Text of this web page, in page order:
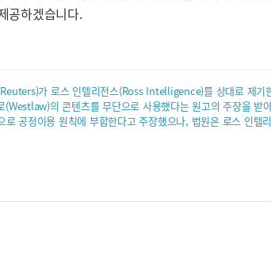
공하겠습니다.
가 로스 인텔리전스(Ross Intelligence)를 상대로 제기
(Westlaw)의 콘텐츠를 무단으로 사용했다는 원고의 주장을
공정이용 원칙에 부합한다고 주장했으나, 법원은 로스 인텔